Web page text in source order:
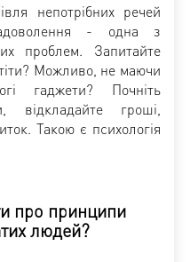
непотрібних речей
- одна з
проблем. Запитайте
Можливо, не маючи
гаджети? Почніть
відкладайте гроші,
Такою є психологія
про принципи
людей?